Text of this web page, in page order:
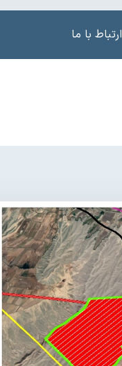
ارتباط با ما